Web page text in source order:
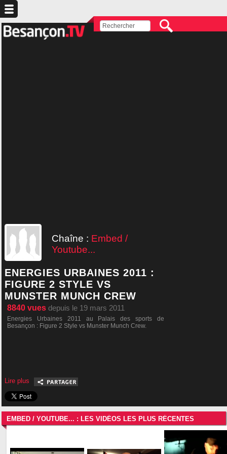
Chaîne : Embed /
Youtube...
ENERGIES URBAINES 2011 :
FIGURE 2 STYLE VS
MUNSTER MUNCH CREW
8840 vues depuis le 19 mars 2011
Energies Urbaines 2011 au Palais des sports de
Besançon : Figure 2 Style vs Munster Munch Crew.
Lire plus
EMBED / YOUTUBE... : LES VIDÉOS LES PLUS RÉCENTES